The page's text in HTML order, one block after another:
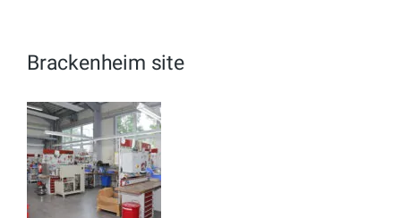
Brackenheim site